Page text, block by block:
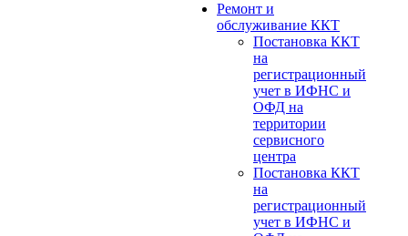
Ремонт и
обслуживание ККТ
Постановка ККТ
на
регистрационный
учет в ИФНС и
ОФД на
территории
сервисного
центра
Постановка ККТ
на
регистрационный
учет в ИФНС и